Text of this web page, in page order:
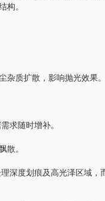
构。
杂质扩散，影响抛光效果
求随时增补。
散。
深度划痕及高光泽区域，